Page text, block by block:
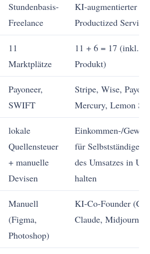
Stundenbasis-
Freelance
KI-augmentierter
Productized Service
11
Marktplätze
11 + 6 = 17 (inkl.
Produkt)
Payoneer,
SWIFT
Stripe, Wise,
Mercury, Lemon
lokale
Quellensteuer
+ manuelle
Devisen
Einkommen-/
für Selbstständige +
des Umsatzes in
halten
Manuell
(Figma,
Photoshop)
KI-Co-Founder
Claude, Midjourney)